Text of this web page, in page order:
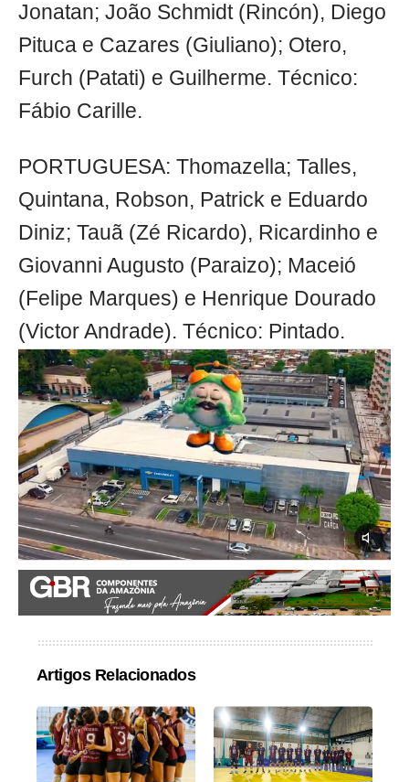
Jonatan; João Schmidt (Rincón), Diego
Pituca e Cazares (Giuliano); Otero,
Furch (Patati) e Guilherme. Técnico:
Fábio Carille.
PORTUGUESA: Thomazella; Talles,
Quintana, Robson, Patrick e Eduardo
Diniz; Tauã (Zé Ricardo), Ricardinho e
Giovanni Augusto (Paraizo); Maceió
(Felipe Marques) e Henrique Dourado
(Victor Andrade). Técnico: Pintado.
Artigos Relacionados